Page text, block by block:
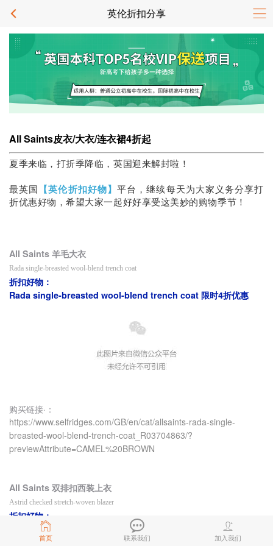
英伦折扣分享
首页 联系我们 加入我们
All Saints皮衣/大衣/连衣裙4折起
夏季来临，打折季降临，英国迎来解封啦！
最英国 【英伦折扣好物】平台，继续每天为大家义务分享打
折优惠好物，希望大家一起好好享受这美妙的购物季节！
All Saints 羊毛大衣
Rada single-breasted wool-blend trench coat
折扣好物：
Rada single-breasted wool-blend trench coat 限时4折优惠
购买链接·：
https://www.selfridges.com/GB/en/cat/allsaints-rada-single-
breasted-wool-blend-trench-coat_R03704863/?
previewAttribute=CAMEL%20BROWN
All Saints 双排扣西装上衣
Astrid checked stretch-woven blazer
折扣好物：
Astrid checked stretch-woven blazer 5.5折优惠